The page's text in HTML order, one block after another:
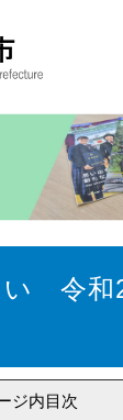
い 令和
ジ内目次